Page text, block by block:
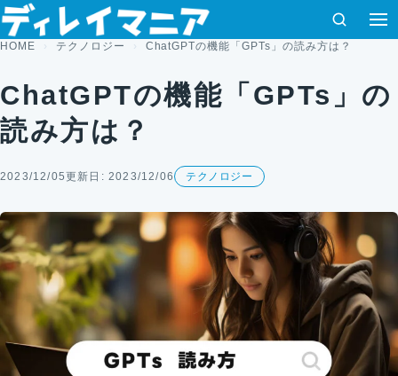
コンテンツへスキップ
検索
HOME テクノロジー ChatGPTの機能「GPTs」の読み方は？
ChatGPTの機能「GPTs」の
読み方は？
2023/12/05更新日: 2023/12/06 テクノロジー